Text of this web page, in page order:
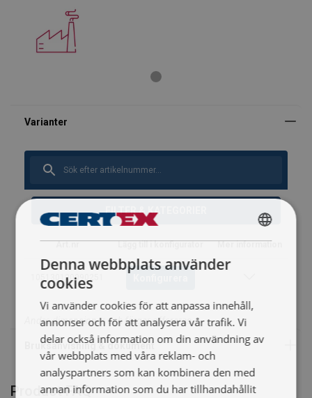
FILTER & KATEGORIER
105130120090251
Andra dimensioner och färger offereras
CXSE-Stållinor_BA_u8_swe.pdf
Product FAQ
SWEDISH
ENGLISH TRANSLATION
Denna webbplats använder
cookies
Vi använder cookies för att anpassa innehåll,
annonser och för att analysera vår trafik. Vi
delar också information om din användning av
vår webbplats med våra reklam- och
analyspartners som kan kombinera den med
annan information som du har tillhandahållit